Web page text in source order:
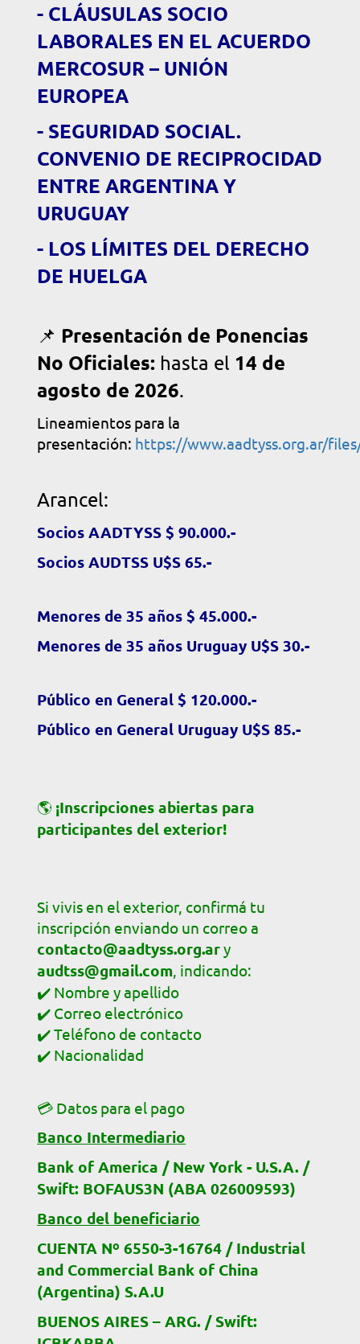
- CLÁUSULAS SOCIO
LABORALES EN EL ACUERDO
MERCOSUR – UNIÓN
EUROPEA
- SEGURIDAD SOCIAL.
CONVENIO DE RECIPROCIDAD
ENTRE ARGENTINA Y
URUGUAY
- LOS LÍMITES DEL DERECHO
DE HUELGA
📌 Presentación de Ponencias
No Oficiales: hasta el 14 de
agosto de 2026.
Lineamientos para la
presentación: https://www.aadtyss.org.ar/
Arancel:
Socios AADTYSS $ 90.000.-
Socios AUDTSS U$S 65.-
Menores de 35 años $ 45.000.-
Menores de 35 años Uruguay U$S 30.-
Público en General $ 120.000.-
Público en General Uruguay U$S 85.-
🌎 ¡Inscripciones abiertas para
participantes del exterior!
Si vivis en el exterior, confirmá tu
inscripción enviando un correo a
contacto@aadtyss.org.ary
audtss@gmail.com, indicando:
✔️ Nombre y apellido
✔️ Correo electrónico
✔️ Teléfono de contacto
✔️ Nacionalidad
💳 Datos para el pago
Banco Intermediario
Bank of America / New York - U.S.A. /
Swift: BOFAUS3N (ABA 026009593)
Banco del beneficiario
CUENTA Nº 6550-3-16764 / Industrial
and Commercial Bank of China
(Argentina) S.A.U
BUENOS AIRES – ARG. / Swift: